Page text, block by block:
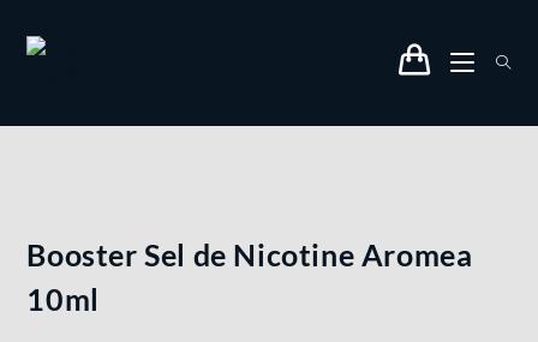
Booster Sel de Nicotine Aromea
10ml